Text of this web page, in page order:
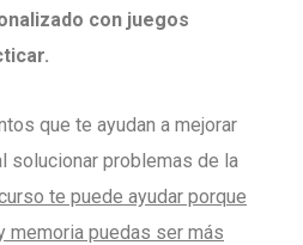
con juegos
que te ayudan a mejorar
solucionar problemas de la
te puede ayudar porque
memoria puedas ser más